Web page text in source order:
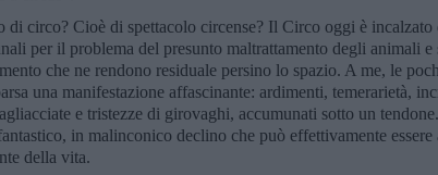
di circo? Cioè di spettacolo circense? Il Circo oggi è incalzato
per il problema del presunto maltrattamento degli animali e
che ne rendono residuale persino lo spazio. A me, le
una manifestazione affascinante: ardimenti, temerarietà,
e tristezze di girovaghi, accumunati sotto un
in malinconico declino che può effettivamente essere
della vita.